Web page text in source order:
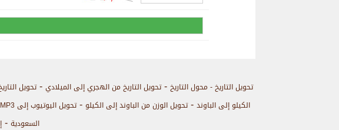
تحويل التاريخ - محول التاريخ -تحويل التاريخ من الهجري إلى الميلادي -تحويل
الكيلو إلى الباوند -تحويل الوزن من الباوند إلى الكيلو -تحويل اليوتيوب إلى MP3
السعودية -